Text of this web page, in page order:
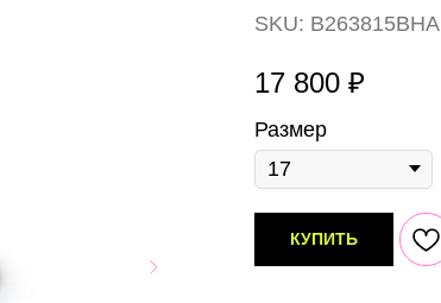
SKU: B263815BHA
17 800 ₽
Размер
КУПИТЬ